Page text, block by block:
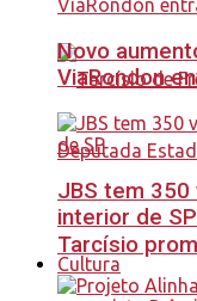
Tarcísio
Novo
ViaRondon
JBS tem
interior de SP
Cultura